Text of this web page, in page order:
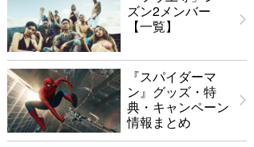
ズン2メンバー
【一覧】
『スパイダーマ
ン』グッズ・特
典・キャンペーン
情報まとめ